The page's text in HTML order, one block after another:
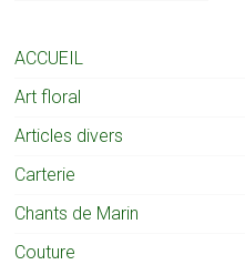
ACCUEIL
Art floral
Articles divers
Carterie
Chants de Marin
Couture